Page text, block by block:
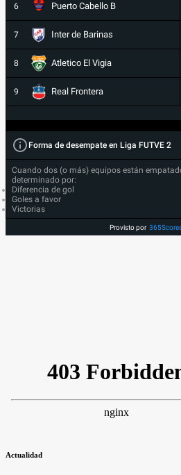
6 Puerto Cabello B
7 Inter de Barinas
8 Atletico El Vigia
9 Real Frontera
Forma de desempate en Liga FUTVE 2
Cuando dos (o más) equipos están
determinado por:
Diferencia de gol
Goles a favor
Victorias
Provisto por
Actualidad